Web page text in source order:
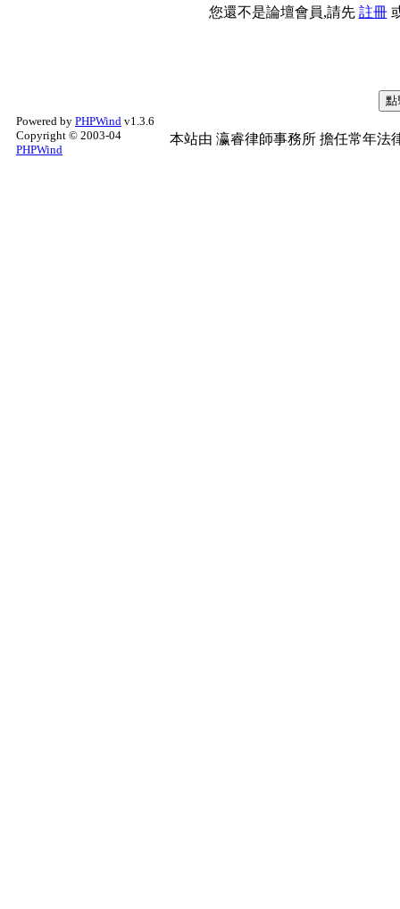
您還不是論壇會員,請先 註冊
Powered by PHPWind v1.3.6
Copyright © 2003-04
PHPWind
本站由 瀛睿律師事務所 擔任常年法